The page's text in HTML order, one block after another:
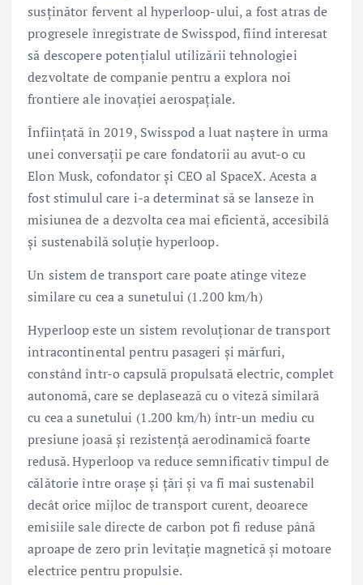
susținător fervent al hyperloop-ului, a fost atras de
progresele înregistrate de Swisspod, fiind interesat
să descopere potențialul utilizării tehnologiei
dezvoltate de companie pentru a explora noi
frontiere ale inovației aerospațiale.
Înființată în 2019, Swisspod a luat naștere în urma
unei conversații pe care fondatorii au avut-o cu
Elon Musk, cofondator și CEO al SpaceX. Acesta a
fost stimulul care i-a determinat să se lanseze în
misiunea de a dezvolta cea mai eficientă, accesibilă
și sustenabilă soluție hyperloop.
Un sistem de transport care poate atinge viteze
similare cu cea a sunetului (1.200 km/h)
Hyperloop este un sistem revoluționar de transport
intracontinental pentru pasageri și mărfuri,
constând într-o capsulă propulsată electric, complet
autonomă, care se deplasează cu o viteză similară
cu cea a sunetului (1.200 km/h) într-un mediu cu
presiune joasă și rezistență aerodinamică foarte
redusă. Hyperloop va reduce semnificativ timpul de
călătorie între orașe și țări și va fi mai sustenabil
decât orice mijloc de transport curent, deoarece
emisiile sale directe de carbon pot fi reduse până
aproape de zero prin levitație magnetică și motoare
electrice pentru propulsie.